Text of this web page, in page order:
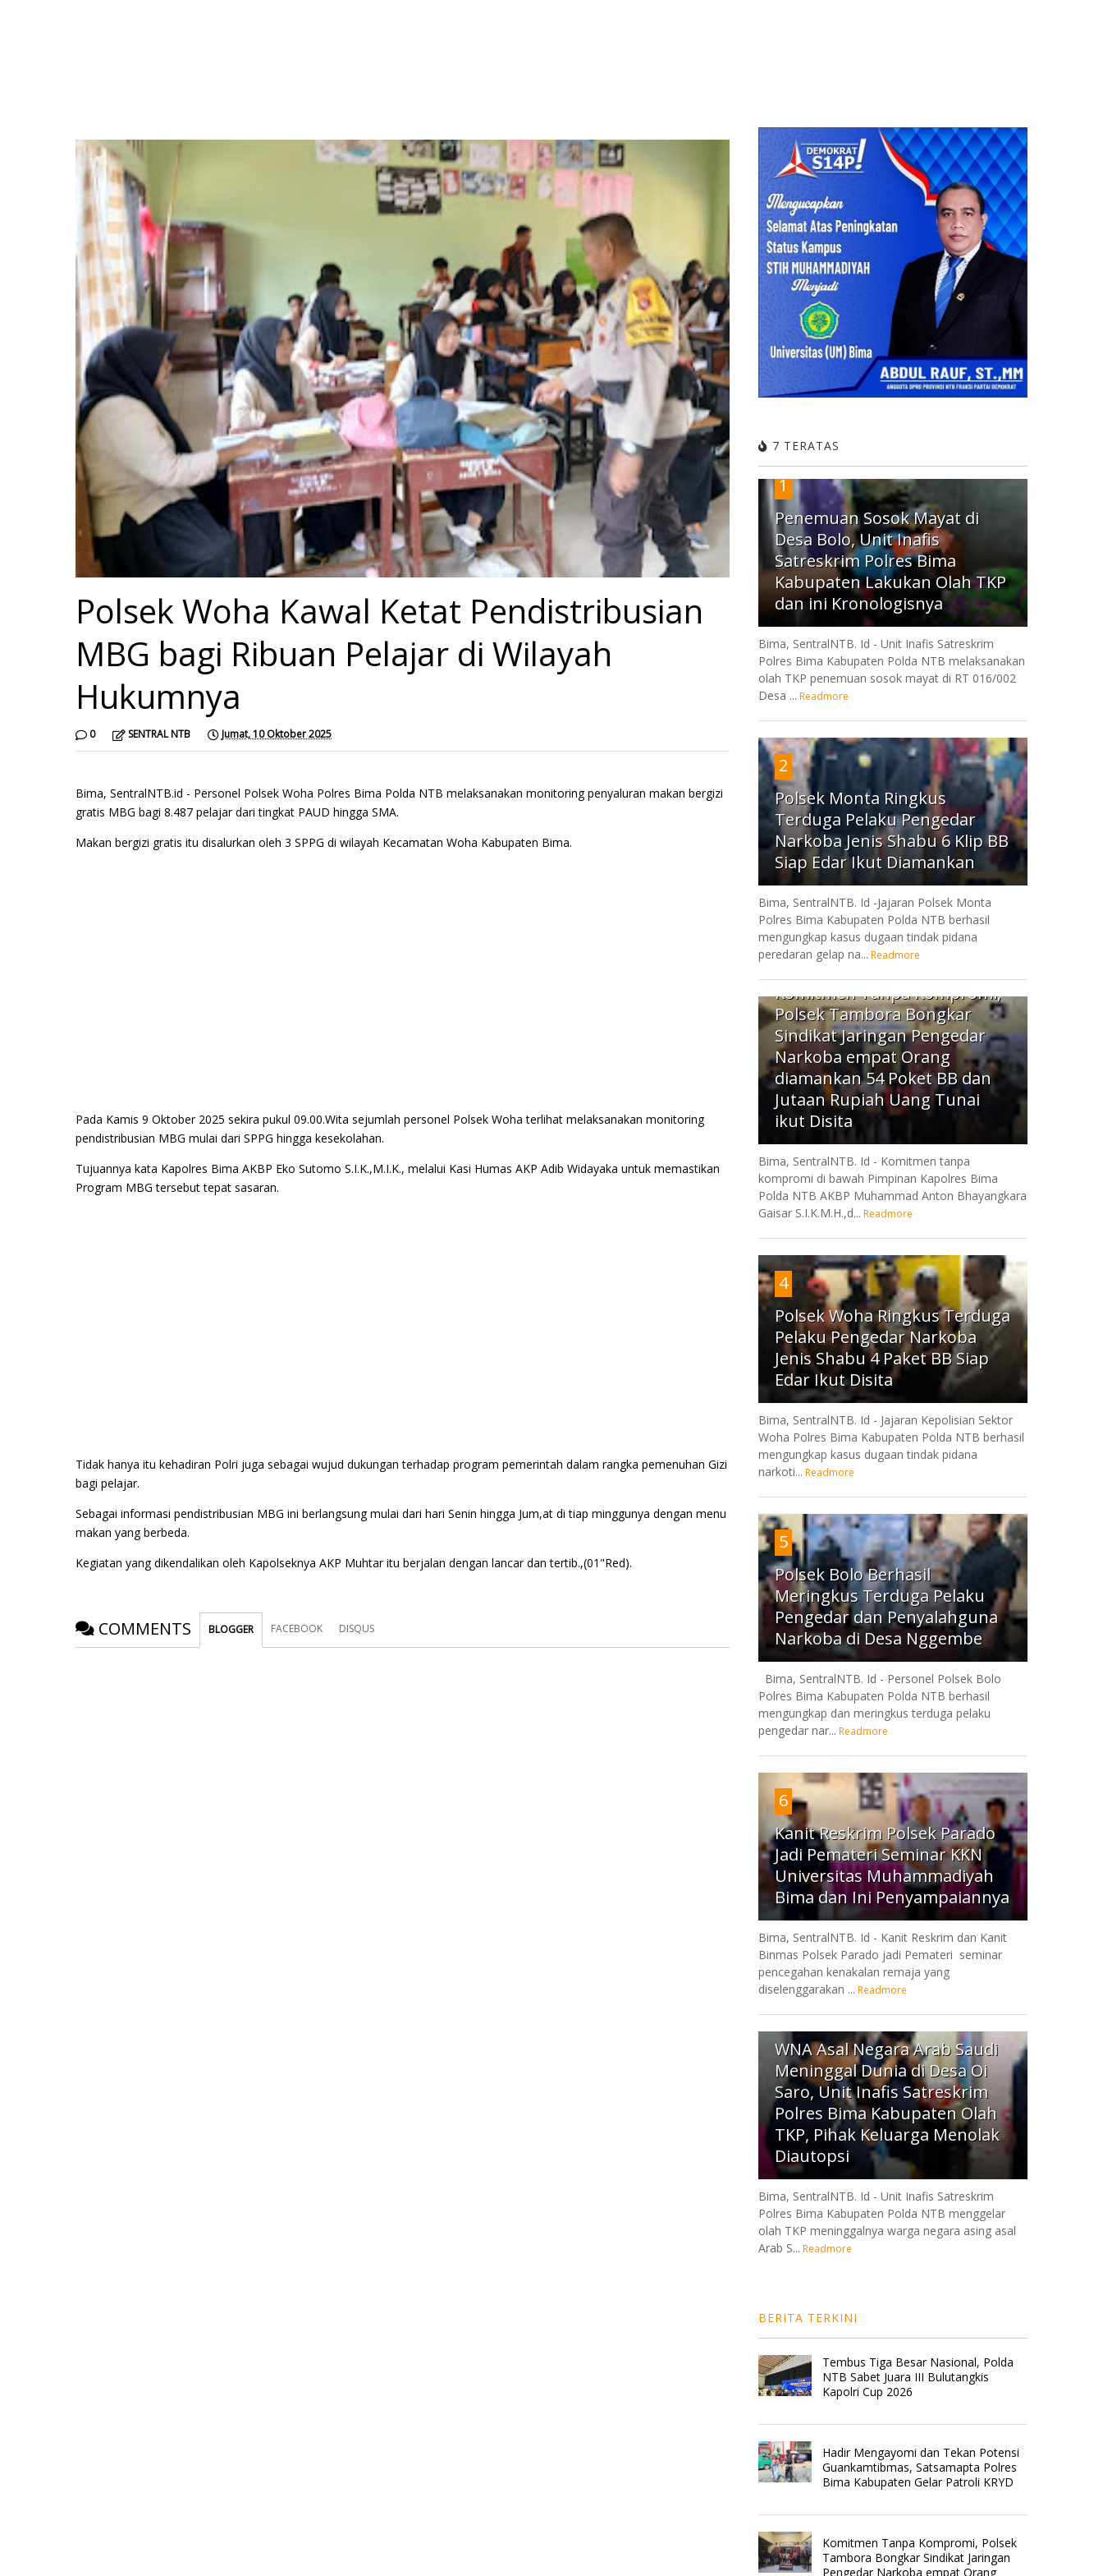
Polsek Woha Kawal Ketat Pendistribusian
MBG bagi Ribuan Pelajar di Wilayah
Hukumnya
0 SENTRAL NTB Jumat, 10 Oktober 2025
Bima, SentralNTB.id - Personel Polsek Woha Polres Bima Polda NTB melaksanakan monitoring penyaluran makan bergizi
gratis MBG bagi 8.487 pelajar dari tingkat PAUD hingga SMA.
Makan bergizi gratis itu disalurkan oleh 3 SPPG di wilayah Kecamatan Woha Kabupaten Bima.
Pada Kamis 9 Oktober 2025 sekira pukul 09.00.Wita sejumlah personel Polsek Woha terlihat melaksanakan monitoring
pendistribusian MBG mulai dari SPPG hingga kesekolahan.
Tujuannya kata Kapolres Bima AKBP Eko Sutomo S.I.K.,M.I.K., melalui Kasi Humas AKP Adib Widayaka untuk memastikan
Program MBG tersebut tepat sasaran.
Tidak hanya itu kehadiran Polri juga sebagai wujud dukungan terhadap program pemerintah dalam rangka pemenuhan Gizi
bagi pelajar.
Sebagai informasi pendistribusian MBG ini berlangsung mulai dari hari Senin hingga Jum,at di tiap minggunya dengan menu
makan yang berbeda.
Kegiatan yang dikendalikan oleh Kapolseknya AKP Muhtar itu berjalan dengan lancar dan tertib.,(01"Red).
COMMENTS BLOGGER FACEBOOK DISQUS
7 TERATAS
1
Penemuan Sosok Mayat di
Desa Bolo, Unit Inafis
Satreskrim Polres Bima
Kabupaten Lakukan Olah TKP
dan ini Kronologisnya
Bima, SentralNTB. Id - Unit Inafis Satreskrim
Polres Bima Kabupaten Polda NTB melaksanakan
olah TKP penemuan sosok mayat di RT 016/002
Desa ... Readmore
2
Polsek Monta Ringkus
Terduga Pelaku Pengedar
Narkoba Jenis Shabu 6 Klip BB
Siap Edar Ikut Diamankan
Bima, SentralNTB. Id -Jajaran Polsek Monta
Polres Bima Kabupaten Polda NTB berhasil
mengungkap kasus dugaan tindak pidana
peredaran gelap na... Readmore
3
Komitmen Tanpa Kompromi,
Polsek Tambora Bongkar
Sindikat Jaringan Pengedar
Narkoba empat Orang
diamankan 54 Poket BB dan
Jutaan Rupiah Uang Tunai
ikut Disita
Bima, SentralNTB. Id - Komitmen tanpa
kompromi di bawah Pimpinan Kapolres Bima
Polda NTB AKBP Muhammad Anton Bhayangkara
Gaisar S.I.K.M.H.,d... Readmore
4
Polsek Woha Ringkus Terduga
Pelaku Pengedar Narkoba
Jenis Shabu 4 Paket BB Siap
Edar Ikut Disita
Bima, SentralNTB. Id - Jajaran Kepolisian Sektor
Woha Polres Bima Kabupaten Polda NTB berhasil
mengungkap kasus dugaan tindak pidana
narkoti... Readmore
5
Polsek Bolo Berhasil
Meringkus Terduga Pelaku
Pengedar dan Penyalahguna
Narkoba di Desa Nggembe
Bima, SentralNTB. Id - Personel Polsek Bolo
Polres Bima Kabupaten Polda NTB berhasil
mengungkap dan meringkus terduga pelaku
pengedar nar... Readmore
6
Kanit Reskrim Polsek Parado
Jadi Pemateri Seminar KKN
Universitas Muhammadiyah
Bima dan Ini Penyampaiannya
Bima, SentralNTB. Id - Kanit Reskrim dan Kanit
Binmas Polsek Parado jadi Pemateri seminar
pencegahan kenakalan remaja yang
diselenggarakan ... Readmore
7
WNA Asal Negara Arab Saudi
Meninggal Dunia di Desa Oi
Saro, Unit Inafis Satreskrim
Polres Bima Kabupaten Olah
TKP, Pihak Keluarga Menolak
Diautopsi
Bima, SentralNTB. Id - Unit Inafis Satreskrim
Polres Bima Kabupaten Polda NTB menggelar
olah TKP meninggalnya warga negara asing asal
Arab S... Readmore
BERITA TERKINI
Tembus Tiga Besar Nasional, Polda
NTB Sabet Juara III Bulutangkis
Kapolri Cup 2026
Hadir Mengayomi dan Tekan Potensi
Guankamtibmas, Satsamapta Polres
Bima Kabupaten Gelar Patroli KRYD
Komitmen Tanpa Kompromi, Polsek
Tambora Bongkar Sindikat Jaringan
Pengedar Narkoba empat Orang